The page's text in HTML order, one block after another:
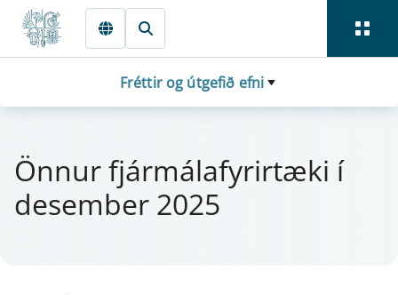
Fara beint í Meginmál
Fréttir og útgefið efni
Önn­ur fjá­r­mála­fyr­ir­tæki í
des­em­ber 2025